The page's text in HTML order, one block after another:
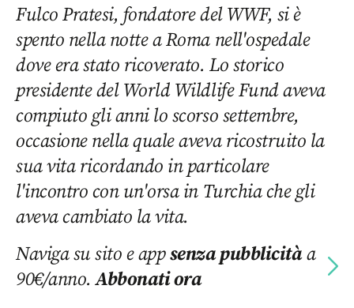
Fulco Pratesi, fondatore del WWF, si è
spento nella notte a Roma nell'ospedale
dove era stato ricoverato. Lo storico
presidente del World Wildlife Fund aveva
compiuto gli anni lo scorso settembre,
occasione nella quale aveva ricostruito la
sua vita ricordando in particolare
l'incontro con un'orsa in Turchia che gli
aveva cambiato la vita.
Naviga su sito e appsenza pubblicitàa
90€/anno.Abbonati ora